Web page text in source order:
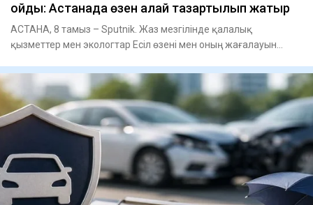
қойды: Астанада өзен қалай тазартылып жатыр
АСТАНА, 8 тамыз – Sputnik. Жаз мезгілінде қалалық
қызметтер мен экологтар Есіл өзені мен оның жағалауын